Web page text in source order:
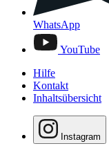
WhatsApp
YouTube
Hilfe
Kontakt
Inhaltsübersicht
Instagram